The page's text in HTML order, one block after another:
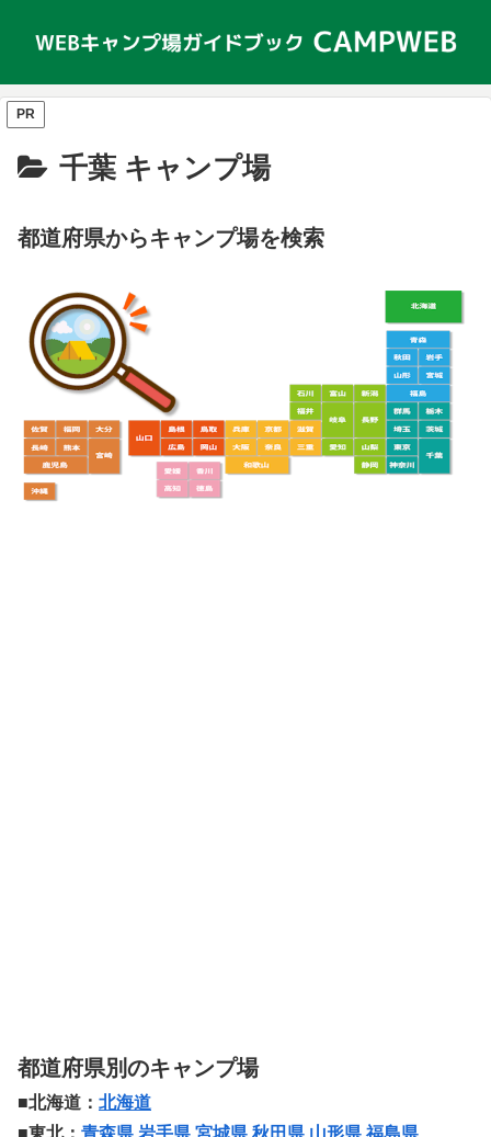
PR
千葉 キャンプ場
都道府県からキャンプ場を検索
都道府県別のキャンプ場
■北海道： 北海道
■東北： 青森県 岩手県 宮城県 秋田県 山形県 福島県